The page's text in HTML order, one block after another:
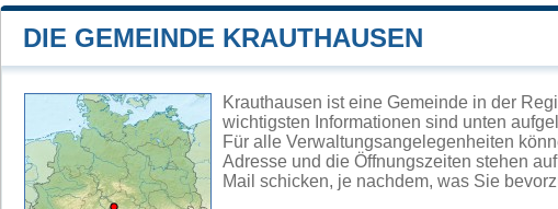
DIE GEMEINDE KRAUTHAUSEN
Krauthausen ist eine Gemeinde in der
wichtigsten Informationen sind unten
Für alle Verwaltungsangelegenheiten
Adresse und die Öffnungszeiten stehen
Mail schicken, je nachdem, was Sie